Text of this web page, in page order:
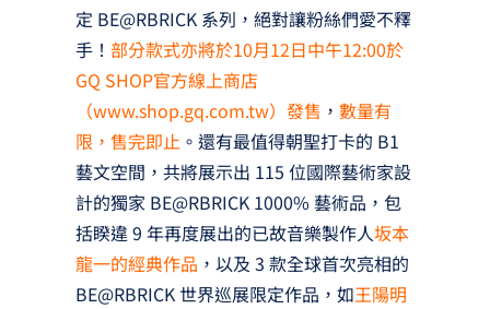
定 BE@RBRICK 系列，絕對讓粉絲們愛不釋
手！ 部分款式亦將於10月12日中午12:00於
GQ SHOP官方線上商店
（www.shop.gq.com.tw）發售 ， 數量有
限，售完即止。還有最值得朝聖打卡的 B1
藝文空間，共將展示出 115 位國際藝術家設
計的獨家 BE@RBRICK 1000% 藝術品，包
括睽違 9 年再度展出的已故音樂製作人坂本
龍一的經典作品 ，以及 3 款全球首次亮相的
BE@RBRICK 世界巡展限定作品，如王陽明